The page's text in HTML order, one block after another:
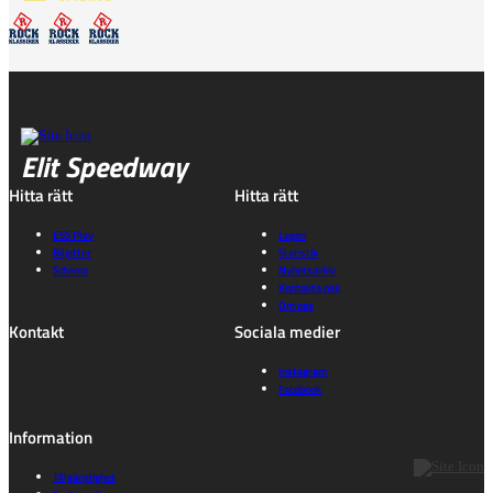
Elit Speedway
Hitta rätt
ESS Play
Biljetter
Schema
Hitta rätt
Lagen
Statistik
Nyhetsarkiv
Kontakta oss
Om oss
Kontakt Sociala medier
Instagram
Facebook
Information
Tillgänglighet